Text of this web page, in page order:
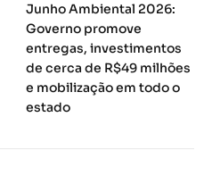
Junho Ambiental 2026:
Governo promove
entregas, investimentos
de cerca de R$49 milhões
e mobilização em todo o
estado